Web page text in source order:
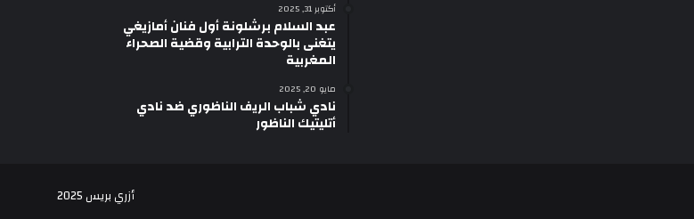
أكتوبر 31, 2025
عبد السلام برشلونة أول فنان أمازيغي
يتغنى بالوحدة الترابية وقضية الصحراء
المغربية
مايو 20, 2025
نادي شباب الريف الناظوري ضد نادي
أتليتيك الناظور
أزري بريس 2025